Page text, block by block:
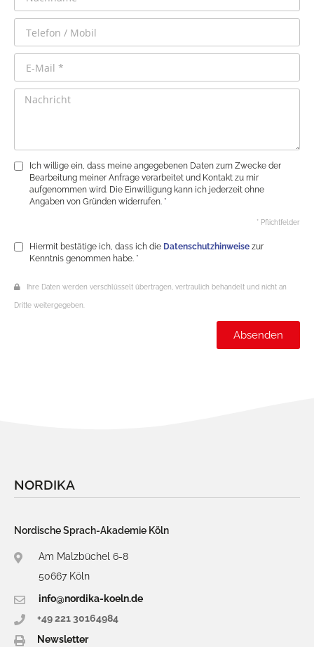
NORDIKA
Nordische Sprach-Akademie Köln
Am Malzbüchel 6-8
50667 Köln
info@nordika-koeln.de
+49 221 30164984
Newsletter
Ich willige ein, dass meine angegebenen Daten zum Zwecke der
Bearbeitung meiner Anfrage verarbeitet und Kontakt zu mir
aufgenommen wird. Die Einwilligung kann ich jederzeit ohne
Angaben von Gründen widerrufen. *
* Pflichtfelder
Hiermit bestätige ich, dass ich die Datenschutzhinweise zur
Kenntnis genommen habe. *
Ihre Daten werden verschlüsselt übertragen, vertraulich behandelt und nicht an
Dritte weitergegeben.
Absenden